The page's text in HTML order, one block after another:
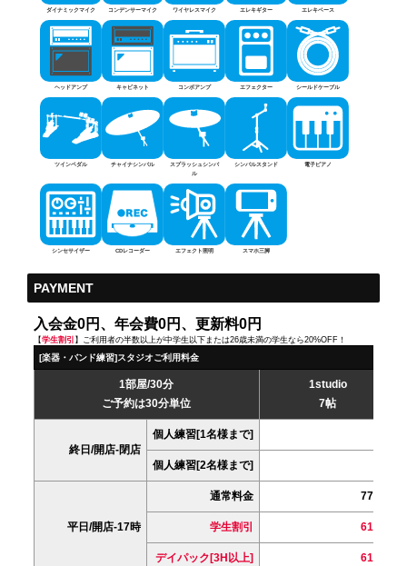
ダイナミックマイク コンデンサーマイク ワイヤレスマイク エレキギター エレキベース
ヘッドアンプ キャビネット コンボアンプ エフェクター シールドケーブル
ツインペダル チャイナシンバル
スプラッシュシンバ
ル
シンバルスタンド 電子ピアノ
シンセサイザー CDレコーダー エフェクト照明 スマホ三脚
PAYMENT
入会金0円、年会費0円、更新料0円
【学生割引 】ご利用者の半数以上が中学生以下または26歳未満の学生なら20%OFF！
[楽器・バンド練習]スタジオご利用料金
1部屋/30分
ご予約は30分単位
1studio
7帖
終日/開店-閉店
個人練習[1名様まで]
個人練習[2名様まで]
平日/開店-17時
通常料金 770円
学生割引 616円
デイパック[3H以上] 616円